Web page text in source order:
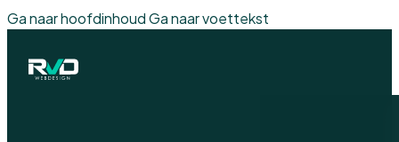
Ga naar hoofdinhoudGa naar voettekst